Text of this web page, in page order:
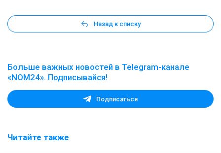
Назад к списку
Больше важных новостей в Telegram-канале
«NOM24». Подписывайся!
Подписаться
Читайте также